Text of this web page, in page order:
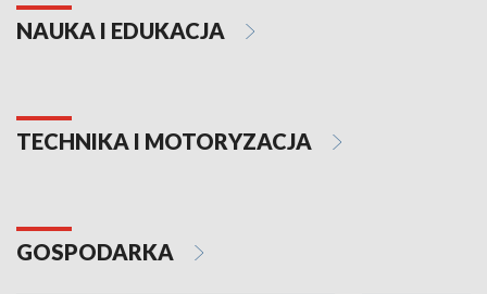
NAUKA I EDUKACJA
TECHNIKA I MOTORYZACJA
GOSPODARKA